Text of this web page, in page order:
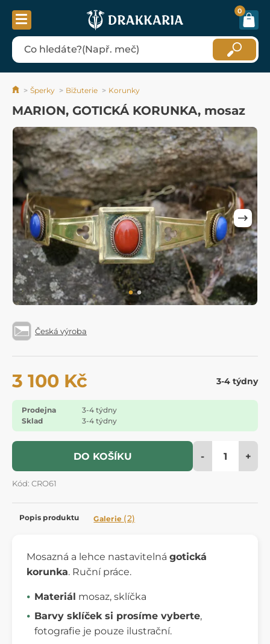
0
Šperky Bižuterie Korunky
MARION, GOTICKÁ KORUNKA, mosaz
Česká výroba
3 100 Kč 3-4 týdny
Prodejna
3-4 týdny
Sklad
3-4 týdny
DO KOŠÍKU - +
Kód: CRO61
Popis produktu Galerie (2)
Mosazná a lehce nastavitelná gotická
korunka. Ruční práce.
Materiál mosaz, sklíčka
Barvy sklíček si prosíme vyberte,
fotografie je pouze ilustrační.